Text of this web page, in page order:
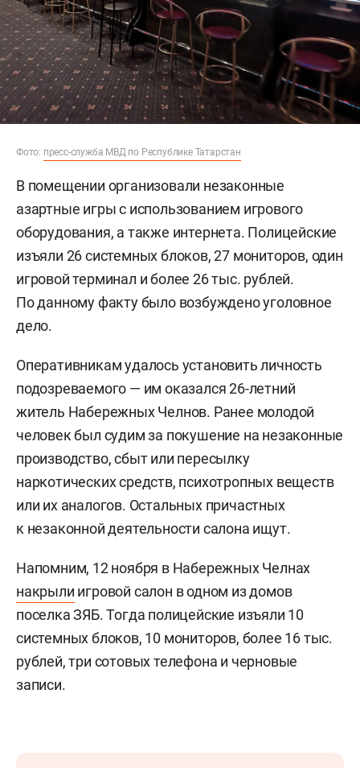
Фото: пресс-служба МВД по Республике Татарстан
В помещении организовали незаконные
азартные игры с использованием игрового
оборудования, а также интернета. Полицейские
изъяли 26 системных блоков, 27 мониторов, один
игровой терминал и более 26 тыс. рублей.
По данному факту было возбуждено уголовное
дело.
Оперативникам удалось установить личность
подозреваемого — им оказался 26-летний
житель Набережных Челнов. Ранее молодой
человек был судим за покушение на незаконные
производство, сбыт или пересылку
наркотических средств, психотропных веществ
или их аналогов. Остальных причастных
к незаконной деятельности салона ищут.
Напомним, 12 ноября в Набережных Челнах
накрыли игровой салон в одном из домов
поселка ЗЯБ. Тогда полицейские изъяли 10
системных блоков, 10 мониторов, более 16 тыс.
рублей, три сотовых телефона и черновые
записи.